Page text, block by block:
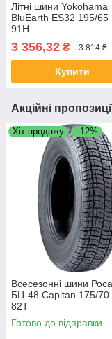
Літні шини Yokohama
BluEarth ES32 195/65
91H
3 356,32 ₴ 3 814 ₴
Купити
Акційні
Хіт продажу –12%
Всесезонні шини
БЦ-48 Capitan 175/70
82T
Готово до відправки